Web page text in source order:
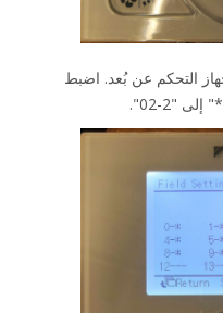
التحكم عن بُعد. اضبط